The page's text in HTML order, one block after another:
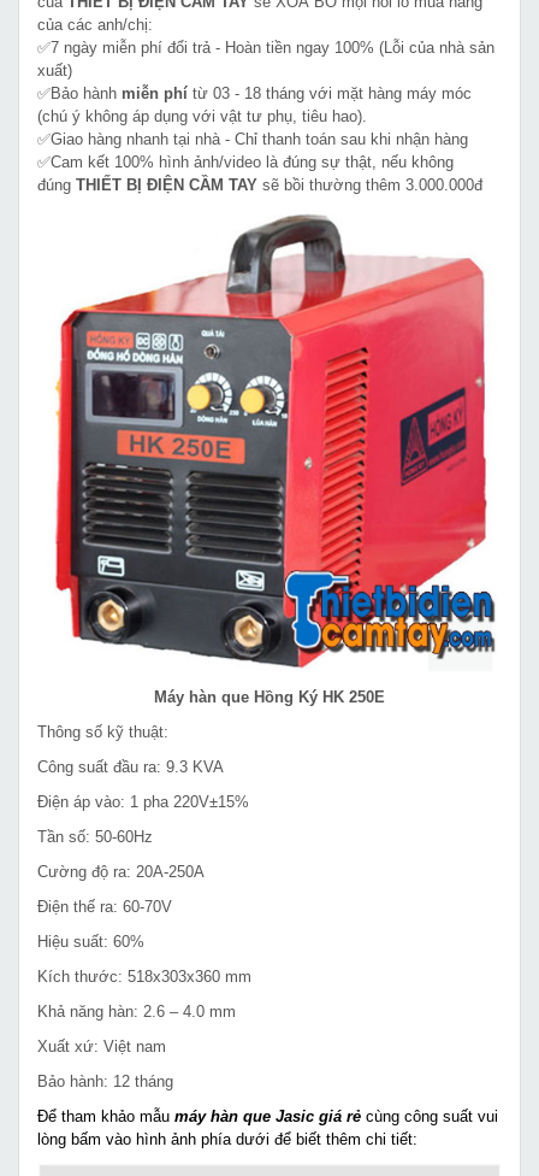
của các anh/chị:
✅7 ngày miễn phí đổi trả - Hoàn tiền ngay 100% (Lỗi của nhà sản
xuất)
✅Bảo hành miễn phí từ 03 - 18 tháng với mặt hàng máy móc
(chú ý không áp dụng với vật tư phụ, tiêu hao).
✅Giao hàng nhanh tại nhà - Chỉ thanh toán sau khi nhận hàng
✅Cam kết 100% hình ảnh/video là đúng sự thật, nếu không
đúng THIẾT BỊ ĐIỆN CẦM TAY sẽ bồi thường thêm 3.000.000đ
Máy hàn que Hồng Ký HK 250E
Thông số kỹ thuật:
Công suất đầu ra: 9.3 KVA
Điện áp vào: 1 pha 220V±15%
Tần số: 50-60Hz
Cường độ ra: 20A-250A
Điện thế ra: 60-70V
Hiệu suất: 60%
Kích thước: 518x303x360 mm
Khả năng hàn: 2.6 – 4.0 mm
Xuất xứ: Việt nam
Bảo hành: 12 tháng
Để tham khảo mẫu máy hàn que Jasic giá rẻ cùng công suất vui
lòng bấm vào hình ảnh phía dưới để biết thêm chi tiết: